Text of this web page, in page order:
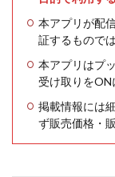
本アプリが配
証するもので
本アプリはプ
受け取りをON
掲載情報には
ず販売価格・